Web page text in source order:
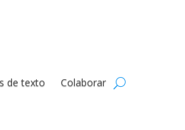
de texto Colaborar